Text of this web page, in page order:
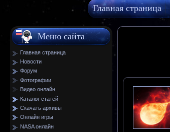
Главная страница
МКС онлайн
Меню сайта
Главная страница
Новости
Форум
Фотографии
Видео онлайн
Каталог статей
Скачать архивы
Онлайн игры
NASA онлайн